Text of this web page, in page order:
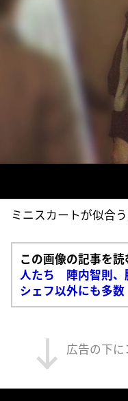
ミニスカートが似合
この画像の記事を読
人たち 陣内智則、
シェフ以外にも多数
広告の下